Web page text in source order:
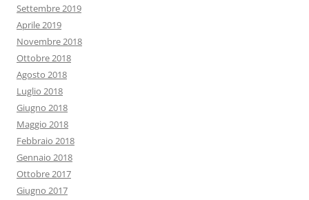
Settembre 2019
Aprile 2019
Novembre 2018
Ottobre 2018
Agosto 2018
Luglio 2018
Giugno 2018
Maggio 2018
Febbraio 2018
Gennaio 2018
Ottobre 2017
Giugno 2017